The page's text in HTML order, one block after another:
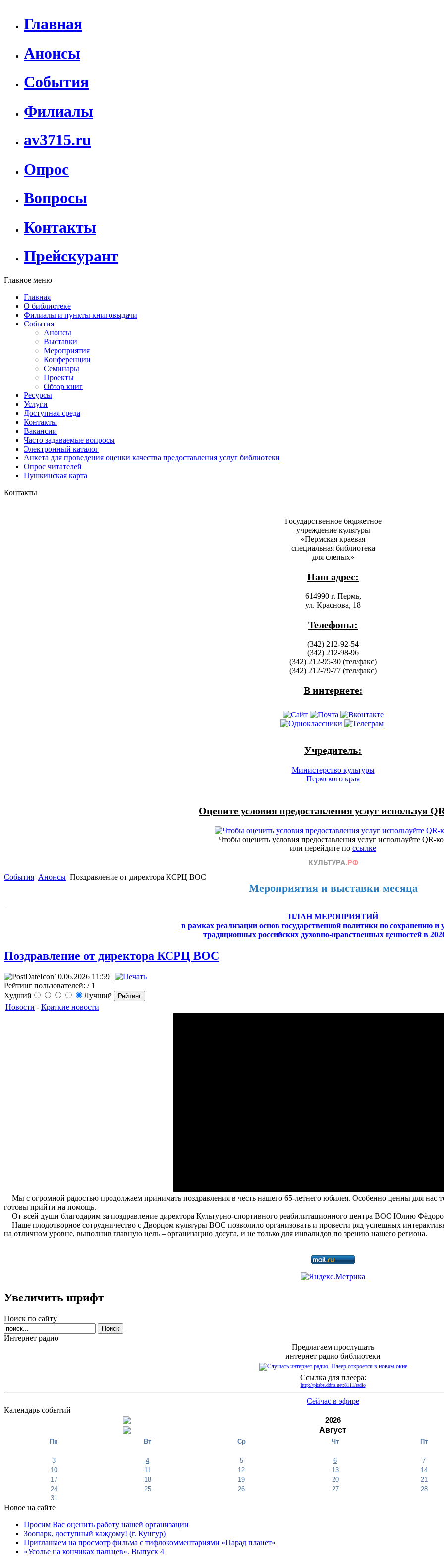
Главная
Анонсы
События
Филиалы
av3715.ru
Опрос
Вопросы
Контакты
Прейскурант
Главное меню
Главная
О библиотеке
Филиалы и пункты книговыдачи
События
Анонсы
Выставки
Мероприятия
Конференции
Семинары
Проекты
Обзор книг
Ресурсы
Услуги
Доступная среда
Контакты
Вакансии
Часто задаваемые вопросы
Электронный каталог
Анкета для проведения оценки качества предоставления услуг библиотеки
Опрос читателей
Пушкинская карта
Контакты
Государственное бюджетное
учреждение культуры
«Пермская краевая
специальная библиотека
для слепых»
Наш адрес:
614990 г. Пермь,
ул. Краснова, 18
Телефоны:
(342) 212-92-54
(342) 212-98-96
(342) 212-95-30 (тел/факс)
(342) 212-79-77 (тел/факс)
В интернете:
Учредитель:
Министерство культуры
Пермского края
Оцените условия предоставления услуг используя
Чтобы оценить условия предоставления услуг используйте QR-
или перейдите по ссылке
События Анонсы Поздравление от директора КСРЦ ВОС
Мероприятия и выставки месяца
ПЛАН МЕРОПРИЯТИЙ
в рамках реализации основ государственной политики по сохранению и
традиционных российских духовно-нравственных ценностей в
Поздравление от директора КСРЦ ВОС
10.06.2026 11:59 |
Рейтинг пользователей: / 1
Худший
Лучший
Новости - Краткие новости
Мы с огромной радостью продолжаем принимать поздравления в честь нашего 65-летнего юбилея. Особенно ценны для нас
готовы прийти на помощь.
От всей души благодарим за поздравление директора Культурно-спортивного реабилитационного центра ВОС Юлию
Наше плодотворное сотрудничество с Дворцом культуры ВОС позволило организовать и провести ряд успешных
на отличном уровне, выполнив главную цель – организацию досуга, и не только для инвалидов по зрению нашего региона.
Увеличить шрифт
Поиск по сайту
Интернет радио
Предлагаем прослушать
интернет радио библиотеки
Ссылка для плеера:
http://pksbs.ddns.net:8111/radio
Сейчас в эфире
Календарь событий
2026
Август
Пн Вт Ср Чт Пт
3
4 5 6 7
10
11 12 13 14
17
18 19 20 21
24
25 26 27 28
31
Новое на сайте
Просим Вас оценить работу нашей организации
Зоопарк, доступный каждому! (г. Кунгур)
Приглашаем на просмотр фильма с тифлокомментариями «Парад планет»
«Усолье на кончиках пальцев». Выпуск 4